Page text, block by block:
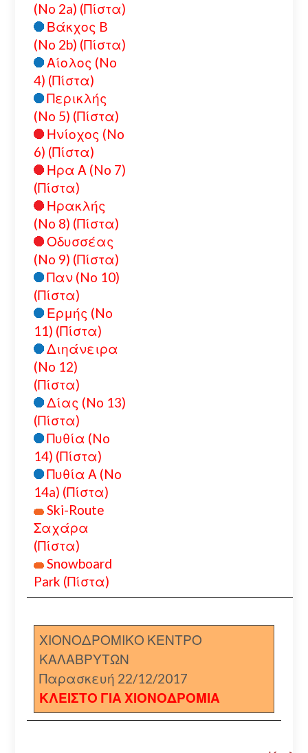
(No 2a) (Πίστα)
Βάκχος B
(No 2b) (Πίστα)
Αίολος (No
4) (Πίστα)
Περικλής
(No 5) (Πίστα)
Ηνίοχος (No
6) (Πίστα)
Ηρα Α (No 7)
(Πίστα)
Ηρακλής
(No 8) (Πίστα)
Οδυσσέας
(No 9) (Πίστα)
Παν (No 10)
(Πίστα)
Ερμής (No
11) (Πίστα)
Διηάνειρα
(No 12)
(Πίστα)
Δίας (No 13)
(Πίστα)
Πυθία (No
14) (Πίστα)
Πυθία Α (No
14a) (Πίστα)
Ski-Route
Σαχάρα
(Πίστα)
Snowboard
Park (Πίστα)
ΧΙΟΝΟΔΡΟΜΙΚΟ ΚΕΝΤΡΟ
ΚΑΛΑΒΡΥΤΩΝ
Παρασκευή 22/12/2017
ΚΛΕΙΣΤΟ ΓΙΑ ΧΙΟΝΟΔΡΟΜΙΑ